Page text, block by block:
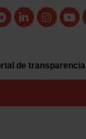
de transparencia